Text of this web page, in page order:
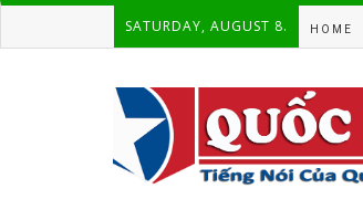
SATURDAY, AUGUST 8. HOME